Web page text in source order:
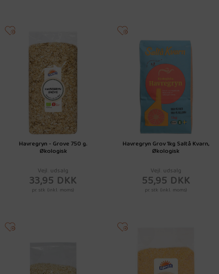
Havregryn - Grove 750 g.
Økologisk
Vejl. udsalg
33,95 DKK
pr. stk (inkl. moms)
Havregryn Grov 1kg Saltå Kvarn,
Økologisk
Vejl. udsalg
55,95 DKK
pr. stk (inkl. moms)